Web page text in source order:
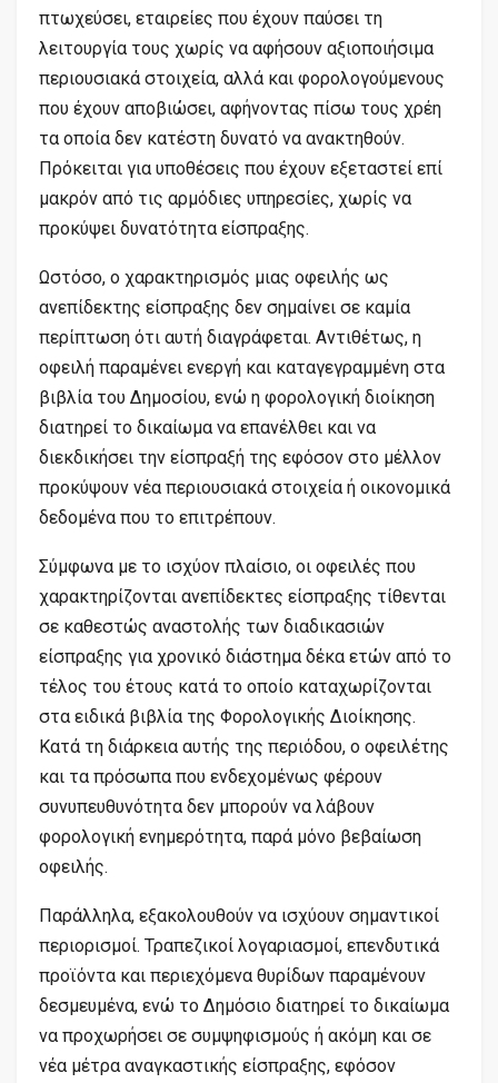
πτωχεύσει, εταιρείες που έχουν παύσει τη
λειτουργία τους χωρίς να αφήσουν αξιοποιήσιμα
περιουσιακά στοιχεία, αλλά και φορολογούμενους
που έχουν αποβιώσει, αφήνοντας πίσω τους χρέη
τα οποία δεν κατέστη δυνατό να ανακτηθούν.
Πρόκειται για υποθέσεις που έχουν εξεταστεί επί
μακρόν από τις αρμόδιες υπηρεσίες, χωρίς να
προκύψει δυνατότητα είσπραξης.
Ωστόσο, ο χαρακτηρισμός μιας οφειλής ως
ανεπίδεκτης είσπραξης δεν σημαίνει σε καμία
περίπτωση ότι αυτή διαγράφεται. Αντιθέτως, η
οφειλή παραμένει ενεργή και καταγεγραμμένη στα
βιβλία του Δημοσίου, ενώ η φορολογική διοίκηση
διατηρεί το δικαίωμα να επανέλθει και να
διεκδικήσει την είσπραξή της εφόσον στο μέλλον
προκύψουν νέα περιουσιακά στοιχεία ή οικονομικά
δεδομένα που το επιτρέπουν.
Σύμφωνα με το ισχύον πλαίσιο, οι οφειλές που
χαρακτηρίζονται ανεπίδεκτες είσπραξης τίθενται
σε καθεστώς αναστολής των διαδικασιών
είσπραξης για χρονικό διάστημα δέκα ετών από το
τέλος του έτους κατά το οποίο καταχωρίζονται
στα ειδικά βιβλία της Φορολογικής Διοίκησης.
Κατά τη διάρκεια αυτής της περιόδου, ο οφειλέτης
και τα πρόσωπα που ενδεχομένως φέρουν
συνυπευθυνότητα δεν μπορούν να λάβουν
φορολογική ενημερότητα, παρά μόνο βεβαίωση
οφειλής.
Παράλληλα, εξακολουθούν να ισχύουν σημαντικοί
περιορισμοί. Τραπεζικοί λογαριασμοί, επενδυτικά
προϊόντα και περιεχόμενα θυρίδων παραμένουν
δεσμευμένα, ενώ το Δημόσιο διατηρεί το δικαίωμα
να προχωρήσει σε συμψηφισμούς ή ακόμη και σε
νέα μέτρα αναγκαστικής είσπραξης, εφόσον